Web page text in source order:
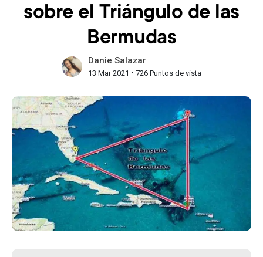
sobre el Triángulo de las
Bermudas
Danie Salazar
13 Mar 2021 • 726 Puntos de vista